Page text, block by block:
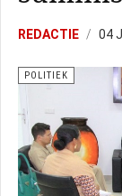
REDACTIE 04
POLITIEK